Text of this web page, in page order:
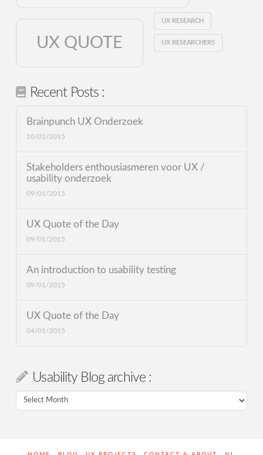
UX QUOTE
UX RESEARCH
UX RESEARCHERS
Recent Posts :
Brainpunch UX Onderzoek
10/01/2015
Stakeholders enthousiasmeren voor UX /
usability onderzoek
09/01/2015
UX Quote of the Day
09/01/2015
An introduction to usability testing
09/01/2015
UX Quote of the Day
04/01/2015
Usability Blog archive :
Usability
Blog